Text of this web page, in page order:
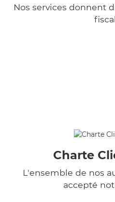
Nos services donnent
Charte
L'ensemble de nos
accepté